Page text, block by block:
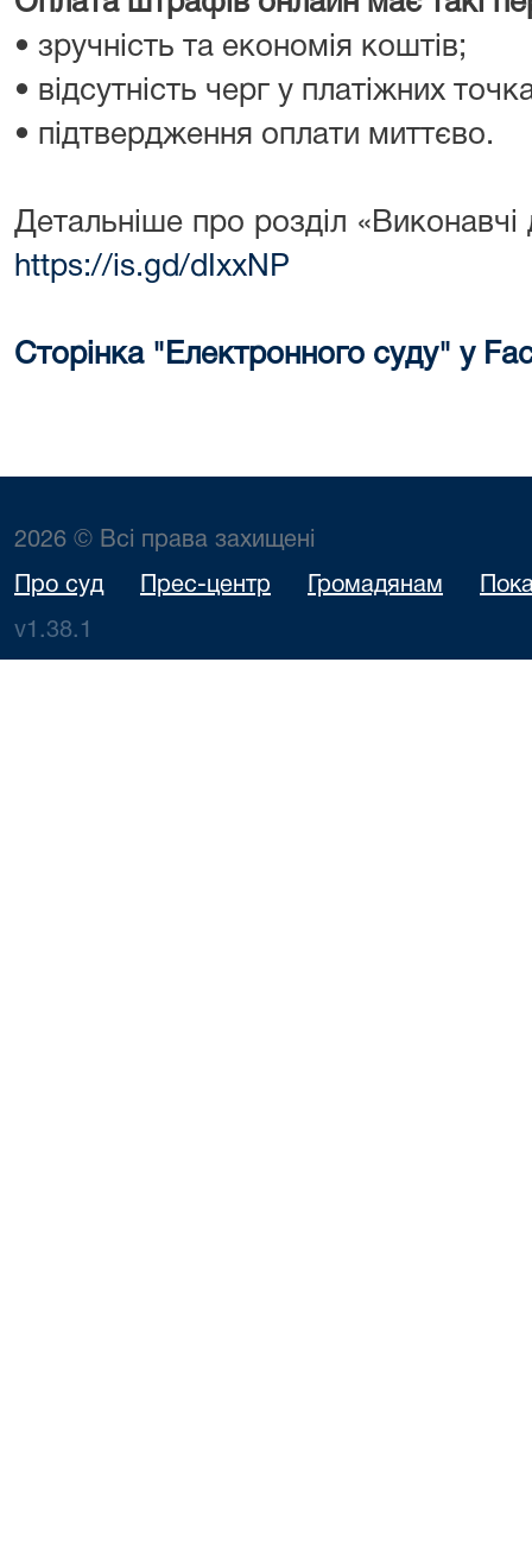
• зручність та економія коштів;
• відсутність черг у платіжних
• підтвердження оплати миттєво.
Детальніше про розділ
https://is.gd/dIxxNP
Сторінка "Електронного суду" у
2026 © Всі права захищені
Про суд Прес-центр Громадянам
v1.38.1